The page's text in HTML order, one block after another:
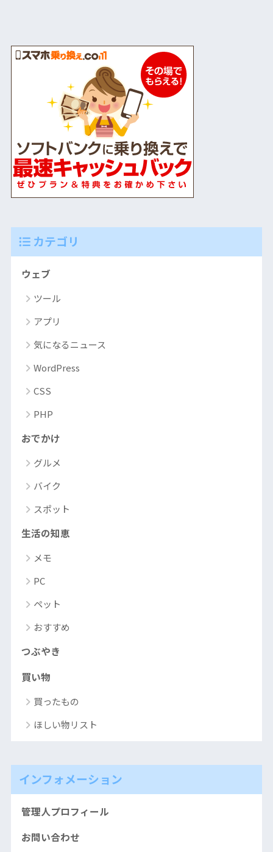
カテゴリ
ウェブ
ツール
アプリ
気になるニュース
WordPress
CSS
PHP
おでかけ
グルメ
バイク
スポット
生活の知恵
メモ
PC
ペット
おすすめ
つぶやき
買い物
買ったもの
ほしい物リスト
インフォメーション
管理人プロフィール
お問い合わせ